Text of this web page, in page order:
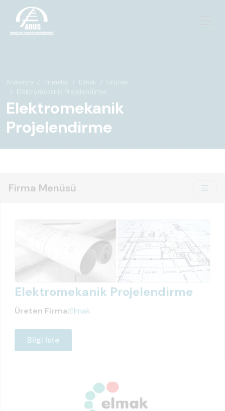
Anasayfa Firmalar Elmak
Ürünler
Elektromekanik Projelendirme
Elektromekanik
Projelendirme
Firma Menüsü
Elektromekanik Projelendirme
Üreten Firma:Elmak
Bilgi İste